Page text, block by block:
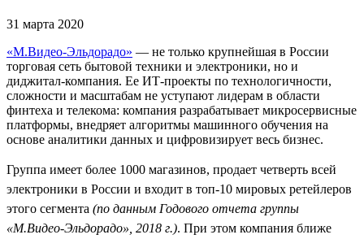
31 марта 2020
«М.Видео-Эльдорадо» — не только крупнейшая в России
торговая сеть бытовой техники и электроники, но и
диджитал-компания. Ее ИТ-проекты по технологичности,
сложности и масштабам не уступают лидерам в области
финтеха и телекома: компания разрабатывает микросервисные
платформы, внедряет алгоритмы машинного обучения на
основе аналитики данных и цифровизирует весь бизнес.
Группа имеет более 1000 магазинов, продает четверть всей
электроники в России и входит в топ-10 мировых ретейлеров
этого сегмента (по данным Годового отчета группы
«М.Видео-Эльдорадо», 2018 г.). При этом компания ближе